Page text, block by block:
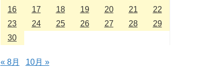
16
17 18 19 20 21
22
23
24 25 26 27 28
29
30
« 8月 10月 »